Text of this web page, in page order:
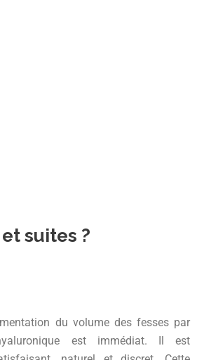
suites ?
du volume des fesses par
est immédiat. Il est